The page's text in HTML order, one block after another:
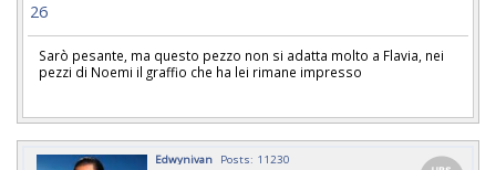
26
Sarò pesante, ma questo pezzo non si adatta molto a Flavia, nei
pezzi di Noemi il graffio che ha lei rimane impresso
Edwynivan Posts: 11230